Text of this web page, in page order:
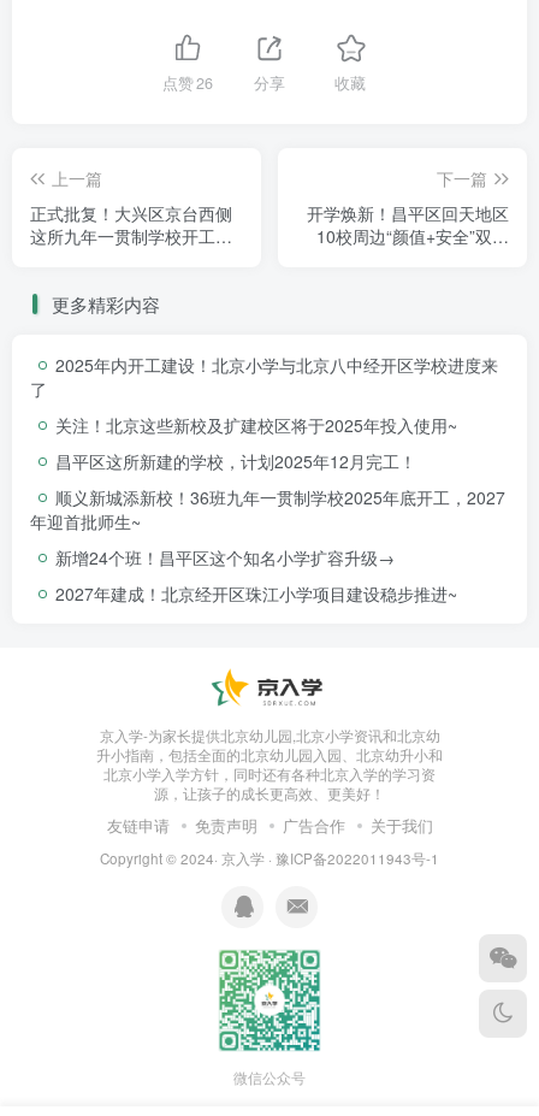
来，项目克服持续降雨天气、运输限行、场地狭
小等因素，以技术创新和精益管理尽显人文关
104根能耗型屈曲约束支撑，教室内将阳角全部
打磨成圆弧形……”项目负责人刘长海说，“我们
对主要构件焊接精度和稳定性要求很高，每个构
的，将所有教室的阳角打磨成圆弧形，保障孩子
延庆区第三小学改扩建项目的交付，是延庆区教
育高质量发展的缩影。项目预计新增18班、学
位720个，建成后整体规模将达到36班、学位
点赞26 分享 收藏
上一篇
正式批复！大兴区京台西侧
这所九年一贯制学校开工在
下一篇
开学焕新！昌平区回天地区
10校周边“颜值+安全”双提
更多精彩内容
2025年内开工建设！北京小学与北京八中经开区学校进度来
了
关注！北京这些新校及扩建校区将于2025年投入使用~
昌平区这所新建的学校，计划2025年12月完工！
顺义新城添新校！36班九年一贯制学校2025年底开工，2027
年迎首批师生~
新增24个班！昌平区这个知名小学扩容升级→
2027年建成！北京经开区珠江小学项目建设稳步推进~
京入学-为家长提供北京幼儿园,北京小学资讯和北京幼
升小指南，包括全面的北京幼儿园入园、北京幼升小和
北京小学入学方针，同时还有各种北京入学的学习资
源，让孩子的成长更高效、更美好！
友链申请 免责声明 广告合作 关于我们
Copyright © 2024· 京入学 · 豫ICP备2022011943号-1
微信公众号